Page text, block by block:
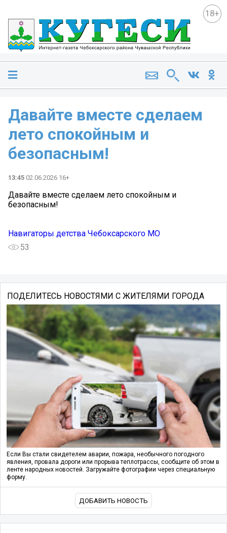
18+
Давайте вместе сделаем
лето спокойным и
безопасным!
13:45 02.06.2026 16+
Давайте вместе сделаем лето спокойным и
безопасным!
Навигаторы детства Чебоксарского МО
53
ПОДЕЛИТЕСЬ НОВОСТЯМИ С ЖИТЕЛЯМИ ГОРОДА
Если Вы стали свидетелем аварии, пожара, необычного погодного
явления, провала дороги или прорыва теплотрассы, сообщите об этом в
ленте народных новостей. Загружайте фотографии через специальную
форму.
ДОБАВИТЬ НОВОСТЬ